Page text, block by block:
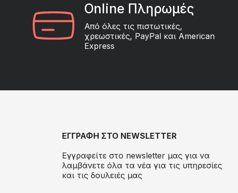
Online Πληρωμές
Από όλες τις πιστωτικές,
χρεωστικές, PayPal και American
Express
ΕΓΓΡΑΦΗ ΣΤΟ NEWSLETTER
Εγγραφείτε στο newsletter μας για να
λαμβάνετε όλα τα νέα για τις υπηρεσίες
και τις δουλειές μας